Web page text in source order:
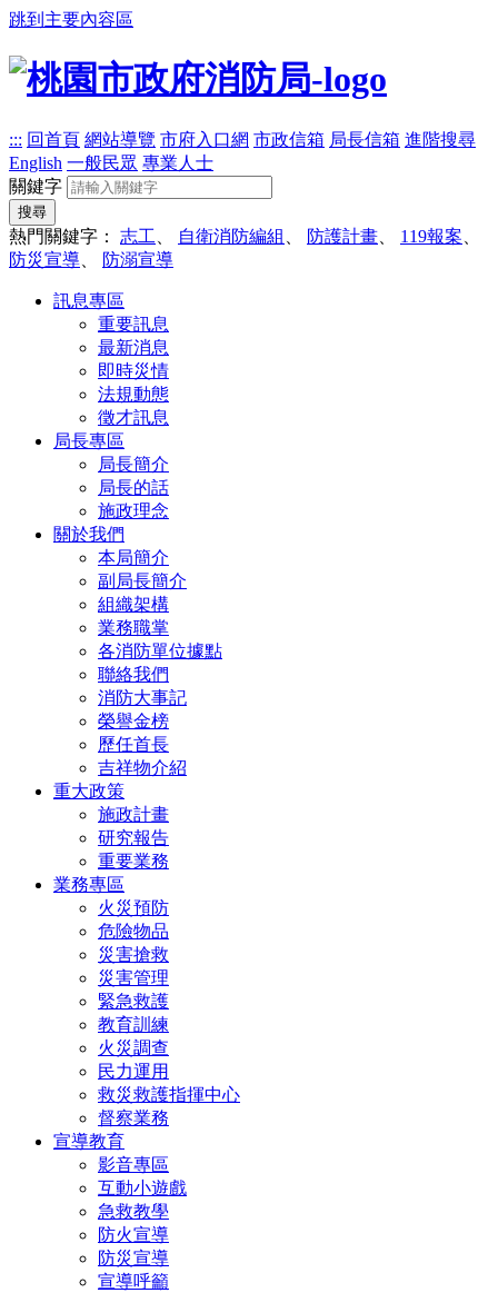
跳到主要內容區
::: 回首頁 網站導覽 市府入口網 市政信箱 局長信箱 進階搜尋
English 一般民眾 專業人士
關鍵字
搜尋
熱門關鍵字： 志工 自衛消防編組 防護計畫 119報案
防災宣導
防溺宣導
訊息專區
重要訊息
最新消息
即時災情
法規動態
徵才訊息
局長專區
局長簡介
局長的話
施政理念
關於我們
本局簡介
副局長簡介
組織架構
業務職掌
各消防單位據點
聯絡我們
消防大事記
榮譽金榜
歷任首長
吉祥物介紹
重大政策
施政計畫
研究報告
重要業務
業務專區
火災預防
危險物品
災害搶救
災害管理
緊急救護
教育訓練
火災調查
民力運用
救災救護指揮中心
督察業務
宣導教育
影音專區
互動小遊戲
急救教學
防火宣導
防災宣導
宣導呼籲